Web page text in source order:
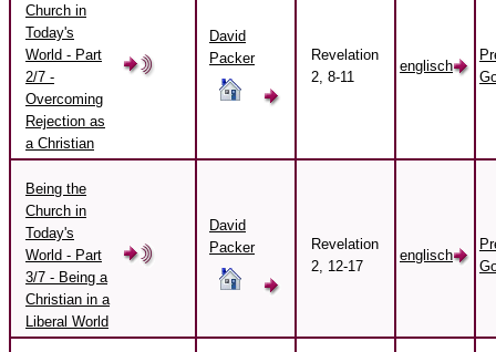
Church in
Today's
World - Part
2/7 -
Overcoming
Rejection as
a Christian
David
Packer
Revelation
2, 8-11
englisch
Being the
Church in
Today's
World - Part
3/7 - Being a
Christian in a
Liberal World
David
Packer
Revelation
2, 12-17
englisch